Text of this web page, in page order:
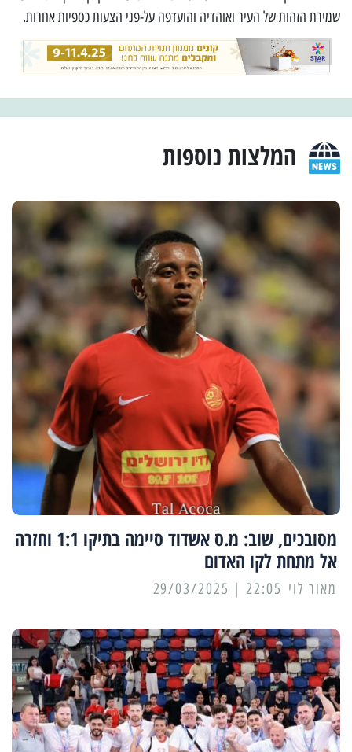
שמירת הזהות של העיר ואוהדיה והועדפה על-פני הצעות כספיות אחרות.
המלצות נוספות
מסובכים, שוב: מ.ס אשדוד סיימה בתיקו 1:1 וחזרה
אל מתחת לקו האדום
מאור לוי 22:05 | 29/03/2025